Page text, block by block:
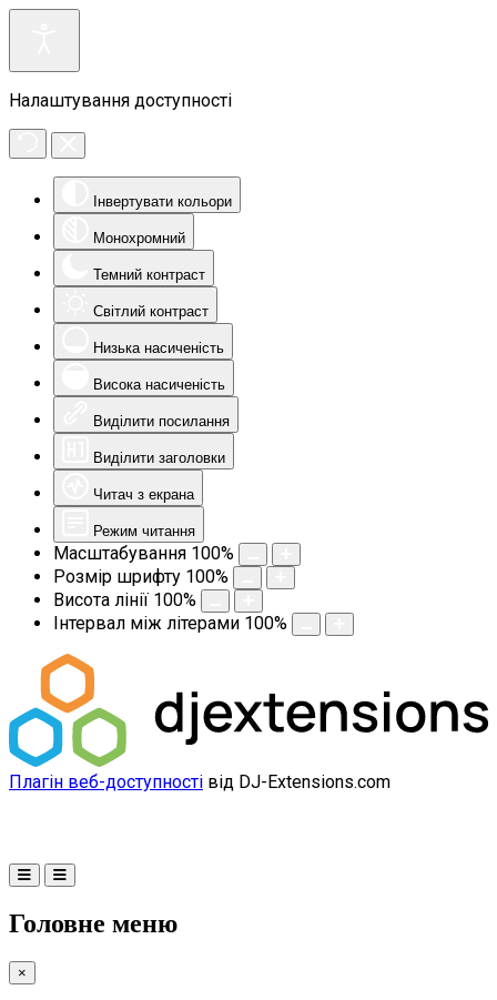
Налаштування доступності
Інвертувати кольори
Монохромний
Темний контраст
Світлий контраст
Низька насиченість
Висока насиченість
Виділити посилання
Виділити заголовки
Читач з екрана
Режим читання
Масштабування 100%
Розмір шрифту 100%
Висота лінії 100%
Інтервал між літерами 100%
Плагін веб-доступності від DJ-Extensions.com
Головне меню
×